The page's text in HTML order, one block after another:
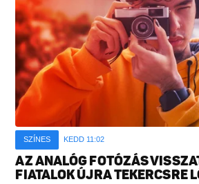
SZÍNES KEDD 11:02
AZ ANALÓG FOTÓZÁS
FIATALOK ÚJRA TEKERCSRE